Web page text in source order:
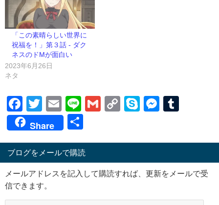
「この素晴らしい世界に
祝福を！」第３話 - ダク
ネスのドМが面白い
2023年6月26日
ネタ
Facebook
Twitter
EmailLineGmailCopySkype
Share
ブログをメールで購読
メールアドレスを記入して購読すれば、更新をメールで受
信できます。